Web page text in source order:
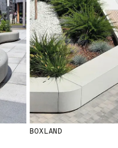
BOXLAND
GO TO CORPORATE SITE